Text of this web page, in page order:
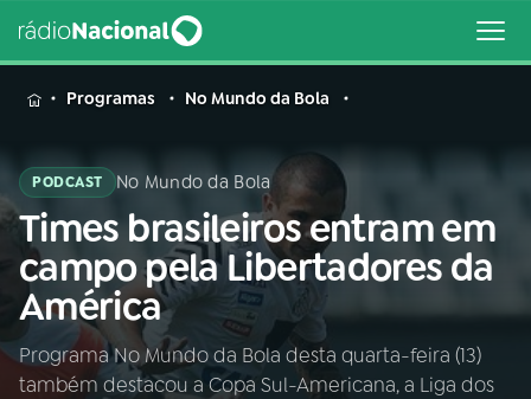
MENU
Buscar
na
Rádio
Nacional
Buscar
AO VIVO
Programas No Mundo da Bola
PODCAST No Mundo da Bola
Times brasileiros entram em
campo pela Libertadores da
América
Programa No Mundo da Bola desta quarta-feira (13)
também destacou a Copa Sul-Americana, a Liga dos